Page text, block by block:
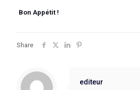
Bon Appétit !
Share
editeur